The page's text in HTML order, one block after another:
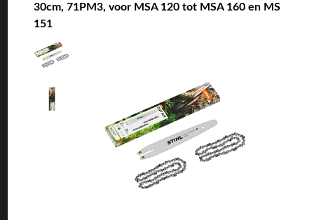
30cm, 71PM3, voor MSA 120 tot MSA 160 en MS
151